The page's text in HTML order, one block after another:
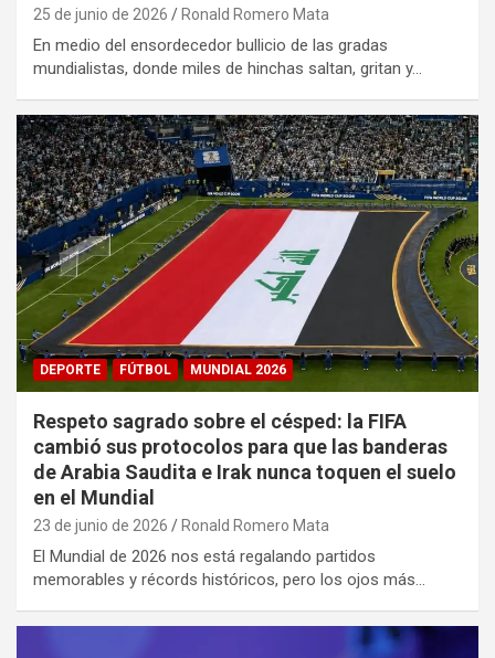
25 de junio de 2026 Ronald Romero Mata
En medio del ensordecedor bullicio de las gradas
mundialistas, donde miles de hinchas saltan, gritan y…
DEPORTE FÚTBOL MUNDIAL 2026
Respeto sagrado sobre el césped: la FIFA
cambió sus protocolos para que las banderas
de Arabia Saudita e Irak nunca toquen el suelo
en el Mundial
23 de junio de 2026 Ronald Romero Mata
El Mundial de 2026 nos está regalando partidos
memorables y récords históricos, pero los ojos más…